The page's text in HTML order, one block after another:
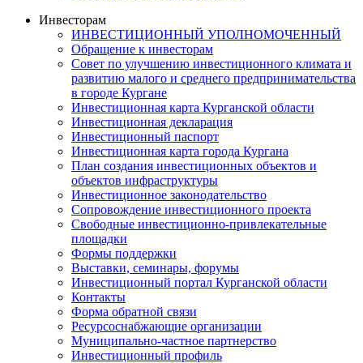
Инвесторам
ИНВЕСТИЦИОННЫЙ УПОЛНОМОЧЕННЫЙ
Обращение к инвесторам
Совет по улучшению инвестиционного климата и
развитию малого и среднего предпринимательства
в городе Кургане
Инвестиционная карта Курганской области
Инвестиционная декларация
Инвестиционный паспорт
Инвестиционная карта города Кургана
План создания инвестиционных объектов и
объектов инфраструктуры
Инвестиционное законодательство
Сопровождение инвестиционного проекта
Свободные инвестиционно-привлекательные
площадки
Формы поддержки
Выставки, семинары, форумы
Инвестиционный портал Курганской области
Контакты
Форма обратной связи
Ресурсоснабжающие организации
Муниципально-частное партнерство
Инвестиционный профиль